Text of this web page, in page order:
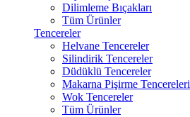
Dilimleme Bıçakları
Tüm Ürünler
Tencereler
Helvane Tencereler
Silindirik Tencereler
Düdüklü Tencereler
Makarna Pişirme Tencereleri
Wok Tencereler
Tüm Ürünler